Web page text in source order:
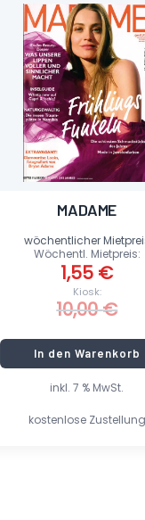
inkl. 7 % MwSt.
kostenlose Zustellung
MADAME
Kiosk:
10,00€
Preis
war:
10,00 €
Wöchentl. Mietpreis:
1,55 €
Preis
1,55 €.
wöchentlicher
In den Warenkorb